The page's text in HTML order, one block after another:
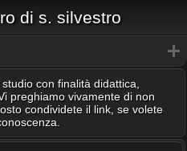
di s. silvestro
con finalità didattica,
preghiamo vivamente di non
condividete il link, se volete